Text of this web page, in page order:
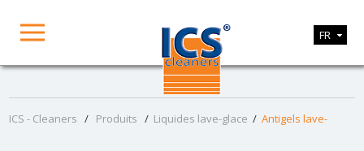
FR
ICS - Cleaners / Produits / Liquides lave-glace /Antigels lave-